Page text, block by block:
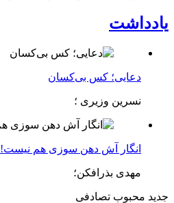
یادداشت
دعایی؛ کس بی‌کسان
نسرین وزیری ؛
انگار آش دهن سوزی هم نیست!
مهدی بذرافکن؛
جدید محبوب تصادفی